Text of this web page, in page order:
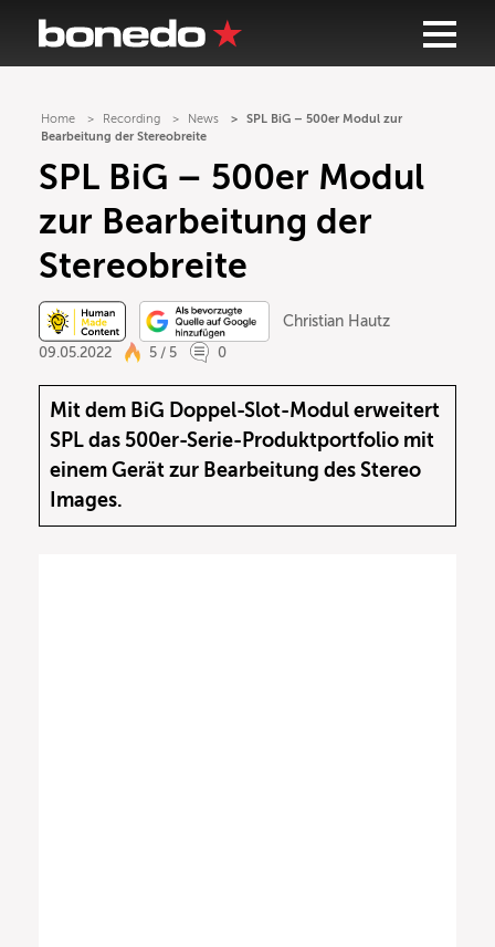
Home Recording News
SPL BiG – 500er Modul zur
Bearbeitung der Stereobreite
SPL BiG – 500er Modul
zur Bearbeitung der
Stereobreite
Christian Hautz
09.05.2022
5 / 5 0
Mit dem BiG Doppel-Slot-Modul erweitert
SPL das 500er-Serie-Produktportfolio mit
einem Gerät zur Bearbeitung des Stereo
Images.